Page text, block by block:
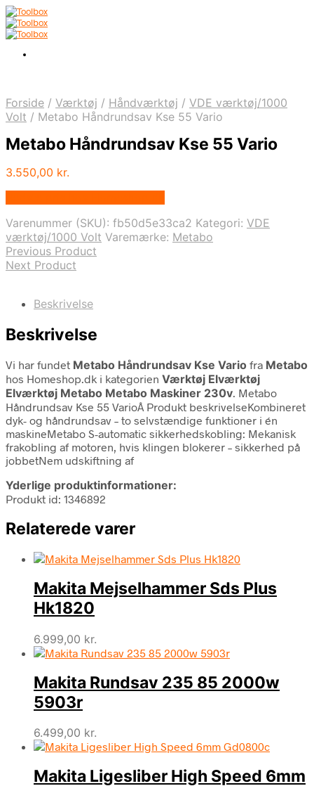
Forside / Værktøj / Håndværktøj / VDE værktøj/1000
Volt / Metabo Håndrundsav Kse 55 Vario
Metabo Håndrundsav Kse 55 Vario
3.550,00 kr.
Varenummer (SKU): fb50d5e33ca2 Kategori: VDE
værktøj/1000 Volt Varemærke: Metabo
Previous Product
Next Product
Beskrivelse
Beskrivelse
Vi har fundet Metabo Håndrundsav Kse Vario fra Metabo
hos Homeshop.dk i kategorien Værktøj Elværktøj
Elværktøj Metabo Metabo Maskiner 230v. Metabo
Håndrundsav Kse 55 VarioÂ Produkt beskrivelseKombineret
dyk- og håndrundsav – to selvstændige funktioner i én
maskineMetabo S-automatic sikkerhedskobling: Mekanisk
frakobling af motoren, hvis klingen blokerer – sikkerhed på
jobbetNem udskiftning af
Yderlige produktinformationer:
Produkt id: 1346892
Relaterede varer
Makita Mejselhammer Sds Plus
Hk1820
6.999,00 kr.
Makita Rundsav 235 85 2000w
5903r
6.499,00 kr.
Makita Ligesliber High Speed 6mm